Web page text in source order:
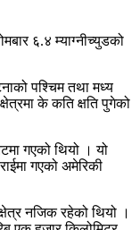
६.४ म्याग्नीच्युडको
पश्चिम तथा मध्य
के कति क्षति पुगेको
गएको थियो । यो
गएको अमेरिकी
नजिक रहेको थियो ।